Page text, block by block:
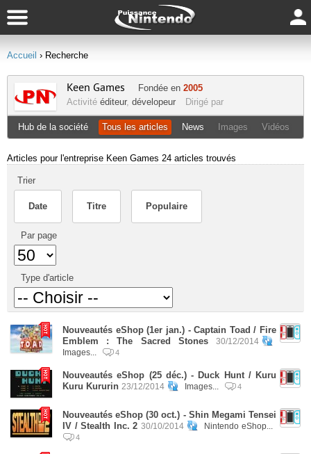
Accueil › Recherche
Keen Games Fondée en 2005
Activité éditeur, dévelopeur Dirigé par
Hub de la société Tous les articles News Images Vidéos
Articles pour l'entreprise Keen Games 24 articles trouvés
Trier
Date Titre Populaire
Par page
Type d'article
Nouveautés eShop (1er jan.) - Captain Toad / Fire
Emblem : The Sacred Stones
30/12/2014
Images...
4
Nouveautés eShop (25 déc.) - Duck Hunt / Kuru
Kuru Kururin 23/12/2014 Images... 4
Nouveautés eShop (30 oct.) - Shin Megami Tensei
IV / Stealth Inc. 2 30/10/2014 Nintendo eShop...
4